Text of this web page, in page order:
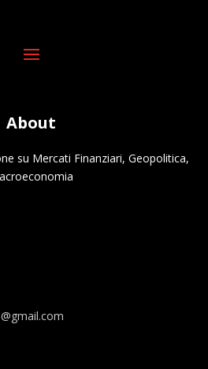
About
su Mercati Finanziari, Geopolitica,